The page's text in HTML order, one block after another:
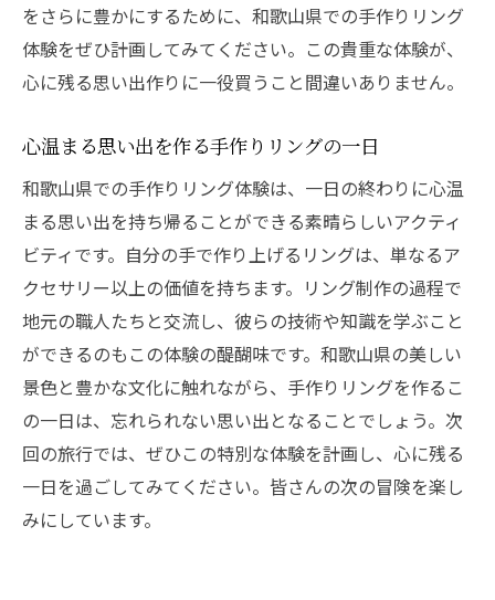
をさらに豊かにするために、和歌山県での手作りリング
体験をぜひ計画してみてください。この貴重な体験が、
心に残る思い出作りに一役買うこと間違いありません。
心温まる思い出を作る手作りリングの一日
和歌山県での手作りリング体験は、一日の終わりに心温
まる思い出を持ち帰ることができる素晴らしいアクティ
ビティです。自分の手で作り上げるリングは、単なるア
クセサリー以上の価値を持ちます。リング制作の過程で
地元の職人たちと交流し、彼らの技術や知識を学ぶこと
ができるのもこの体験の醍醐味です。和歌山県の美しい
景色と豊かな文化に触れながら、手作りリングを作るこ
の一日は、忘れられない思い出となることでしょう。次
回の旅行では、ぜひこの特別な体験を計画し、心に残る
一日を過ごしてみてください。皆さんの次の冒険を楽し
みにしています。